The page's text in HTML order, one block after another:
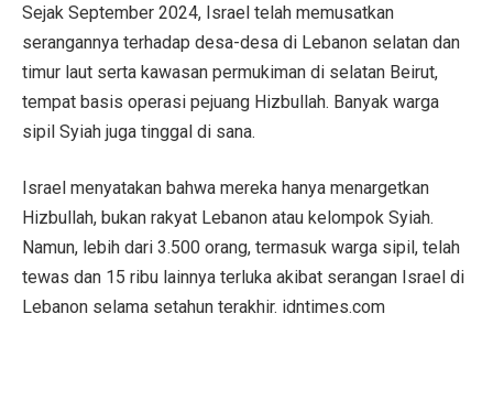
Sejak September 2024, Israel telah memusatkan
serangannya terhadap desa-desa di Lebanon selatan dan
timur laut serta kawasan permukiman di selatan Beirut,
tempat basis operasi pejuang Hizbullah. Banyak warga
sipil Syiah juga tinggal di sana.
Israel menyatakan bahwa mereka hanya menargetkan
Hizbullah, bukan rakyat Lebanon atau kelompok Syiah.
Namun, lebih dari 3.500 orang, termasuk warga sipil, telah
tewas dan 15 ribu lainnya terluka akibat serangan Israel di
Lebanon selama setahun terakhir. idntimes.com